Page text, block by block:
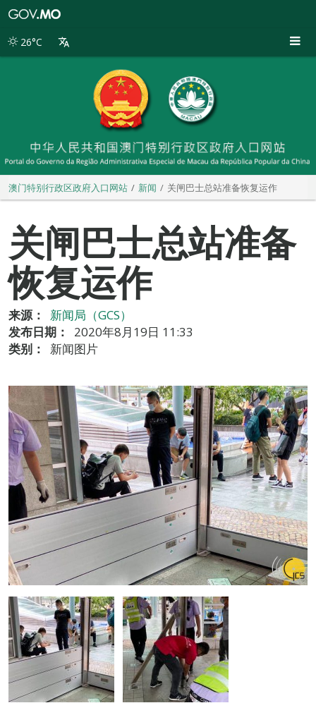
别
26°C
澳门特别行政区政府入口网站 新闻 关闸巴士总站准备恢复运作
关闸巴士总站准备
恢复运作
来源：
新闻局（GCS）
发布日期：
2020年8月19日 11:33
类别：
新闻图片